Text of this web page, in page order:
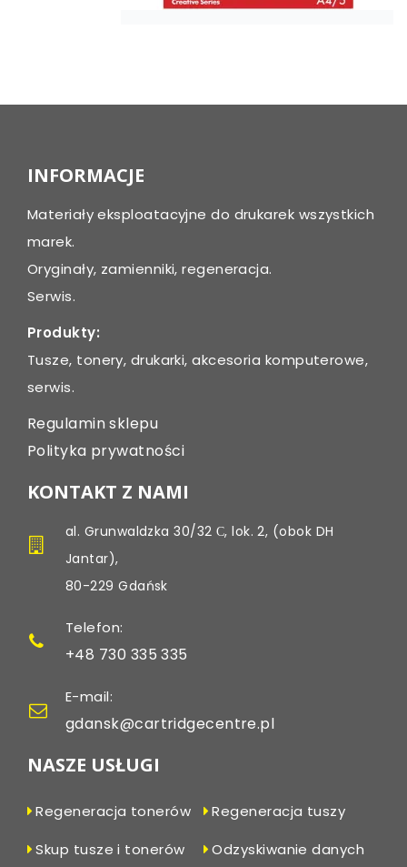
navigation
INFORMACJE
Materiały eksploatacyjne do drukarek wszystkich
marek.
Oryginały, zamienniki, regeneracja.
Serwis.
Produkty:
Tusze, tonery, drukarki, akcesoria komputerowe,
serwis.
Regulamin sklepu
Polityka prywatności
KONTAKT Z NAMI
al. Grunwaldzka 30/32 С, lok. 2, (obok DH
Jantar),
80-229 Gdańsk
Telefon:
+48 730 335 335
E-mail:
gdansk@cartridgecentre.pl
NASZE USŁUGI
Regeneracja tonerów
Regeneracja tuszy
Skup tusze i tonerów
Odzyskiwanie danych